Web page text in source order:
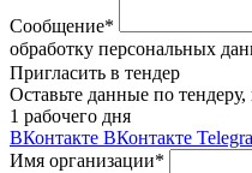
Сообщение*
обработку персональных
Пригласить в тендер
Оставьте данные по
1 рабочего дня
ВКонтакте ВКонтакте
Имя организации*